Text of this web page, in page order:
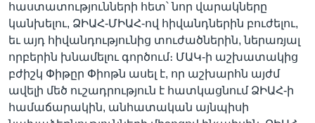
հաստատությունների հետ՝ նոր վարակները
կանխելու, ՁԻԱՀ-ՄԻԱՀ-ով հիվանդներին բուժելու,
եւ այդ հիվանդությունից տուժածներին, ներառյալ
որբերին խնամելու գործում։ ՄԱԿ-ի աշխատակից
բժիշկ Փիթըր Փիոթն ասել է, որ աշխարհն այժմ
ավելի մեծ ուշադրություն է հատկացնում ՁԻԱՀ-ի
համաճարակին, անհատական այնպիսի